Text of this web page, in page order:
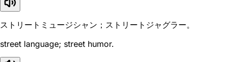
ストリートミュージシャン；ストリートジャグラー。
street language; street humor.